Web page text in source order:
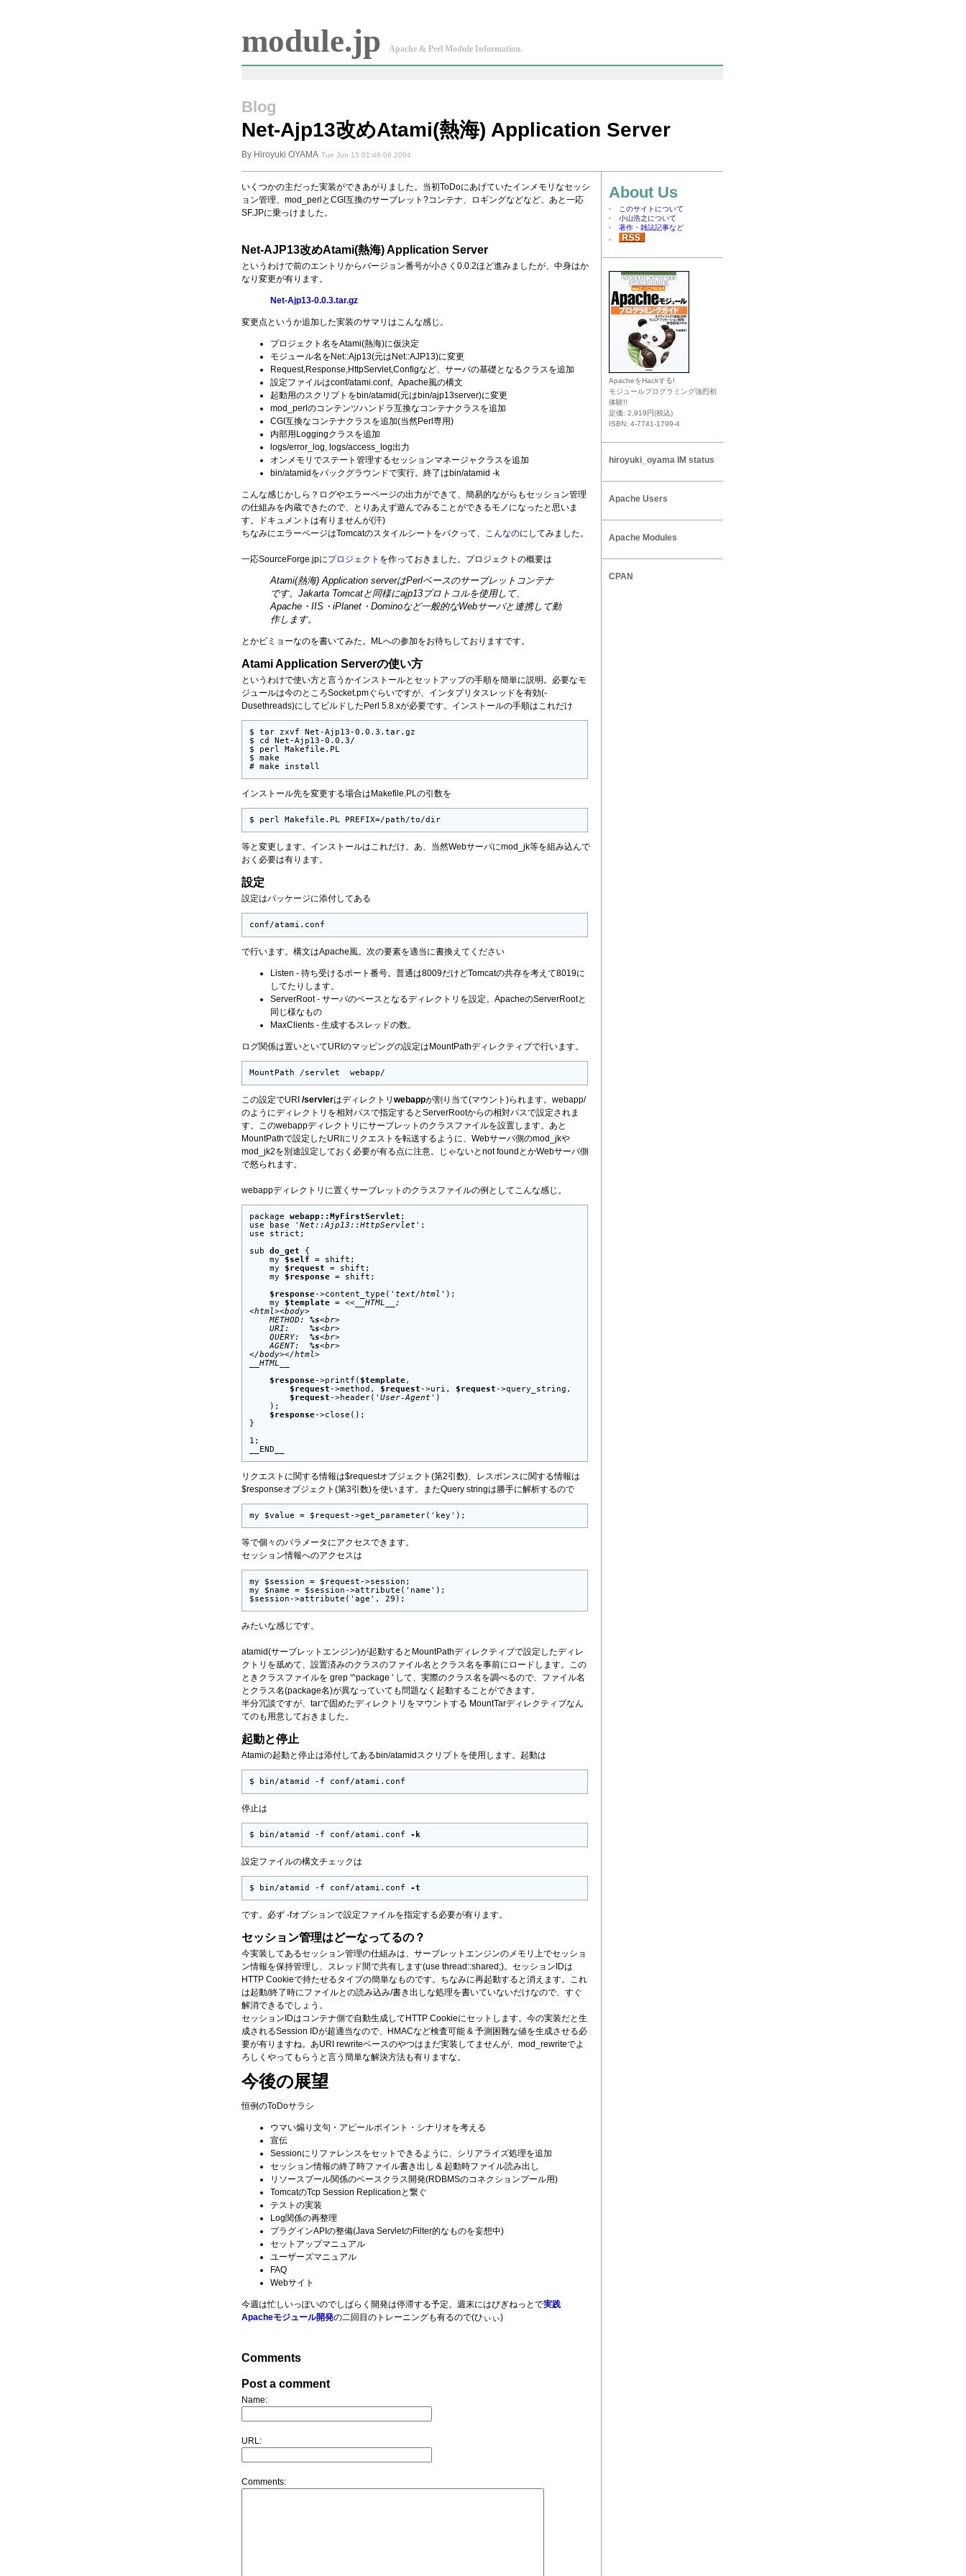
module.jp Apache & Perl Module Information.
Blog
Net-Ajp13改めAtami(熱海) Application Server
By Hiroyuki OYAMA Tue Jun 15 01:46:06 2004
いくつかの主だった実装ができあがりました。当初ToDoにあげていたインメモリなセッシ
ョン管理、mod_perlとCGI互換のサーブレット?コンテナ、ロギングなどなど。あと一応
SF.JPに乗っけました。
Net-AJP13改めAtami(熱海) Application Server
というわけで前のエントリからバージョン番号が小さく0.0.2ほど進みましたが、中身はか
なり変更が有ります。
Net-Ajp13-0.0.3.tar.gz
変更点というか追加した実装のサマリはこんな感じ。
プロジェクト名をAtami(熱海)に仮決定
モジュール名をNet::Ajp13(元はNet::AJP13)に変更
Request,Response,HttpServlet,Configなど、サーバの基礎となるクラスを追加
設定ファイルはconf/atami.conf。Apache風の構文
起動用のスクリプトをbin/atamid(元はbin/ajp13server)に変更
mod_perlのコンテンツハンドラ互換なコンテナクラスを追加
CGI互換なコンテナクラスを追加(当然Perl専用)
内部用Loggingクラスを追加
logs/error_log, logs/access_log出力
オンメモリでステート管理するセッションマネージャクラスを追加
bin/atamidをバックグラウンドで実行。終了はbin/atamid -k
こんな感じかしら？ログやエラーページの出力ができて、簡易的ながらもセッション管理
の仕組みを内蔵できたので、とりあえず遊んでみることができるモノになったと思いま
す。ドキュメントは有りませんが(汗)
ちなみにエラーページはTomcatのスタイルシートをパクって、 こんなのにしてみました。
一応SourceForge.jpにプロジェクト を作っておきました。プロジェクトの概要は
Atami(熱海) Application serverはPerlベースのサーブレットコンテナ
です。Jakarta Tomcatと同様にajp13プロトコルを使用して、
Apache・IIS・iPlanet・Dominoなど一般的なWebサーバと連携して動
作します。
とかビミョーなのを書いてみた。MLへの参加をお待ちしておりますです。
Atami Application Serverの使い方
というわけで使い方と言うかインストールとセットアップの手順を簡単に説明。必要なモ
ジュールは今のところSocket.pmぐらいですが、インタプリタスレッドを有効(-
Dusethreads)にしてビルドしたPerl 5.8.xが必要です。インストールの手順はこれだけ
$ tar zxvf Net-Ajp13-0.0.3.tar.gz
$ cd Net-Ajp13-0.0.3/
$ perl Makefile.PL
$ make
# make install
インストール先を変更する場合はMakefile.PLの引数を
$ perl Makefile.PL PREFIX=/path/to/dir
等と変更します。インストールはこれだけ。あ、当然Webサーバにmod_jk等を組み込んで
おく必要は有ります。
設定
設定はパッケージに添付してある
conf/atami.conf
で行います。構文はApache風。次の要素を適当に書換えてください
Listen - 待ち受けるポート番号。普通は8009だけどTomcatの共存を考えて8019に
してたりします。
ServerRoot - サーバのベースとなるディレクトリを設定。ApacheのServerRootと
同じ様なもの
MaxClients - 生成するスレッドの数。
ログ関係は置いといてURIのマッピングの設定はMountPathディレクティブで行います。
MountPath /servlet  webapp/
この設定でURI /servlerはディレクトリ webappが割り当て(マウント)られます。webapp/
のようにディレクトリを相対パスで指定するとServerRootからの相対パスで設定されま
す。このwebappディレクトリにサーブレットのクラスファイルを設置します。あと
MountPathで設定したURIにリクエストを転送するように、Webサーバ側のmod_jkや
mod_jk2を別途設定しておく必要が有る点に注意。じゃないとnot foundとかWebサーバ側
で怒られます。
webappディレクトリに置くサーブレットのクラスファイルの例としてこんな感じ。
package webapp::MyFirstServlet ;
use base
'Net::Ajp13::HttpServlet' ;
use strict;
sub do_get {
    my
$self = shift;
    my
$request = shift;
    my
$response = shift;
$response->content_type( 'text/html' );
    my
$template = << __HTML__;
<html><body>
    METHOD:
%s<br>
    URI:
%s<br>
    QUERY:
%s<br>
    AGENT:
%s<br>
</body></html>
__HTML__
$response->printf( $template,
$request->method, $request->uri, $request->query_string,
$request->header( 'User-Agent' )
    );
$response->close();
}
1;
__END__
リクエストに関する情報は$requestオブジェクト(第2引数)、レスポンスに関する情報は
$responseオブジェクト(第3引数)を使います。またQuery stringは勝手に解析するので
my $value = $request->get_parameter('key');
等で個々のパラメータにアクセスできます。
セッション情報へのアクセスは
my $session = $request->session;
my $name = $session->attribute('name');
$session->attribute('age', 29);
みたいな感じです。
atamid(サーブレットエンジン)が起動するとMountPathディレクティブで設定したディレ
クトリを舐めて、設置済みのクラスのファイル名とクラス名を事前にロードします。この
ときクラスファイルを grep '^package ' して、実際のクラス名を調べるので、ファイル名
とクラス名(package名)が異なっていても問題なく起動することができます。
半分冗談ですが、tarで固めたディレクトリをマウントする MountTarディレクティブなん
てのも用意しておきました。
起動と停止
Atamiの起動と停止は添付してあるbin/atamidスクリプトを使用します。起動は
$ bin/atamid -f conf/atami.conf
停止は
$ bin/atamid -f conf/atami.conf -k
設定ファイルの構文チェックは
$ bin/atamid -f conf/atami.conf -t
です。必ず -fオプションで設定ファイルを指定する必要が有ります。
セッション管理はどーなってるの？
今実装してあるセッション管理の仕組みは、サーブレットエンジンのメモリ上でセッショ
ン情報を保持管理し、スレッド間で共有します(use thread::shared;)。セッションIDは
HTTP Cookieで持たせるタイプの簡単なものです。ちなみに再起動すると消えます。これ
は起動/終了時にファイルとの読み込み/書き出しな処理を書いていないだけなので、すぐ
解消できるでしょう。
セッションIDはコンテナ側で自動生成してHTTP Cookieにセットします。今の実装だと生
成されるSession IDが超適当なので、HMACなど検査可能 & 予測困難な値を生成させる必
要が有りますね。あURI rewriteベースのやつはまだ実装してませんが、mod_rewriteでよ
ろしくやってもらうと言う簡単な解決方法も有りますな。
今後の展望
恒例のToDoサラシ
ウマい煽り文句・アピールポイント・シナリオを考える
宣伝
Sessionにリファレンスをセットできるように、シリアライズ処理を追加
セッション情報の終了時ファイル書き出し & 起動時ファイル読み出し
リソースプール関係のベースクラス開発(RDBMSのコネクションプール用)
TomcatのTcp Session Replicationと繋ぐ
テストの実装
Log関係の再整理
プラグインAPIの整備(Java ServletのFilter的なものを妄想中)
セットアップマニュアル
ユーザーズマニュアル
FAQ
Webサイト
今週は忙しいっぽいのでしばらく開発は停滞する予定。週末にはびぎねっとで実践
Apacheモジュール開発の二回目のトレーニングも有るので(ひぃぃ)
Comments
Post a comment
Name:
URL:
Comments:
About Us
このサイトについて
小山浩之について
著作・雑誌記事など
ApacheをHackする!
モジュールプログラミング強烈初
体験!!
定価: 2,919円(税込)
ISBN: 4-7741-1799-4
hiroyuki_oyama IM status
Apache Users
Apache Modules
CPAN